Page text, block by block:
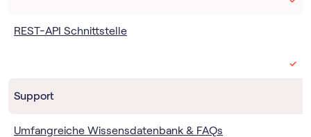
REST-API Schnittstelle
Support
Umfangreiche Wissensdatenbank & FAQs